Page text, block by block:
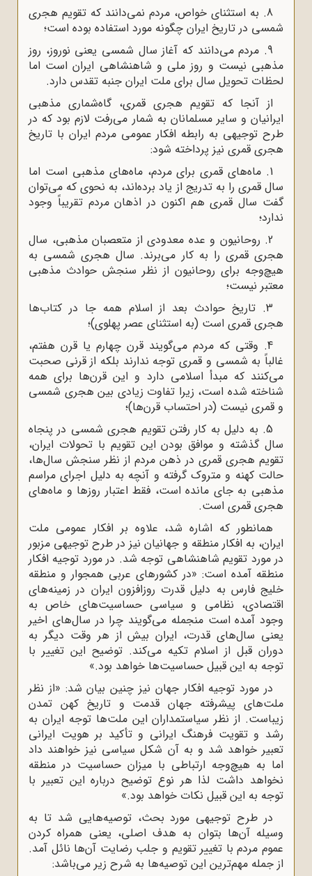
8. به استثنای خواص، مردم نمی‌دانند که تقویم هجری
شمسی در تاریخ ایران چگونه مورد استفاده بوده است؛
9. مردم می‌دانند که آغاز سال شمسی یعنی نوروز، روز
مذهبی نیست و روز ملی و شاهنشاهی ایران است اما
لحظات تحویل سال برای ملت ایران جنبه تقدس دارد.
از آنجا که تقویم هجری قمری، گاه‌شماری مذهبی
ایرانیان و سایر مسلمانان به شمار می‌رفت لازم بود که در
طرح توجیهی به رابطه افکار عمومی مردم ایران با تاریخ
هجری قمری نیز پرداخته شود:
1. ماه‌های قمری برای مردم، ماه‌های مذهبی است اما
سال قمری را به تدریج از یاد برده‌اند، به ‌نحوی ‌که می‌توان
گفت سال قمری هم‌ اکنون در اذهان مردم تقریباً وجود
ندارد؛
2. روحانیون و عده معدودی از متعصبان مذهبی، سال
هجری قمری را به کار می‌برند. سال هجری شمسی به
هیچ‌وجه برای روحانیون از نظر سنجش حوادث مذهبی
معتبر نیست؛
3. تاریخ حوادث بعد از اسلام همه جا در کتاب‌ها
هجری قمری است (به استثنای عصر پهلوی)؛
4. وقتی که مردم می‌گویند قرن چهارم یا قرن هفتم،
غالباً به شمسی و قمری توجه ندارند بلکه از قرنی صحبت
می‌کنند که مبدأ اسلامی دارد و این قرن‌ها برای همه
شناخته شده است، زیرا تفاوت زیادی بین هجری شمسی
و قمری نیست (در احتساب قرن‌ها)؛
5. به دلیل به کار رفتن تقویم هجری شمسی در پنجاه
سال گذشته و موافق بودن این تقویم با تحولات ایران،
تقویم هجری قمری در ذهن مردم از نظر سنجش سال‌ها،
حالت کهنه و متروک گرفته و آنچه به دلیل اجرای مراسم
مذهبی به جای مانده است، فقط اعتبار روزها و ماه‌های
هجری قمری است.
همانطور که اشاره شد، علاوه بر افکار عمومی ملت
ایران، به افکار منطقه و جهانیان نیز در طرح توجیهی مزبور
در مورد تقویم شاهنشاهی توجه شد. در مورد توجیه افکار
منطقه آمده است: «در کشورهای عربی همجوار و منطقه
خلیج فارس به دلیل قدرت روزافزون ایران در زمینه‌های
اقتصادی، نظامی و سیاسی حساسیت‌های خاص به
‌وجود آمده است منجمله می‌گویند چرا در سال‌های اخیر
یعنی سال‌های قدرت، ایران بیش از هر وقت دیگر به
دوران قبل از اسلام تکیه می‌کند. توضیح این تغییر با
توجه به این قبیل حساسیت‌ها خواهد بود.»
در مورد توجیه افکار جهان نیز چنین بیان شد: «از نظر
ملت‌های پیشرفته جهان قدمت و تاریخ کهن تمدن
زیباست. از نظر سیاستمداران این ملت‌ها توجه ایران به
رشد و تقویت فرهنگ ایرانی و تأکید بر هویت ایرانی
تعبیر خواهد شد و به آن شکل سیاسی نیز خواهند داد
اما به هیچ‌وجه ارتباطی با میزان حساسیت در منطقه
نخواهد داشت لذا هر نوع توضیح درباره این تعبیر با
توجه به این قبیل نکات خواهد بود.»
در طرح توجیهی مورد بحث، توصیه‌هایی شد تا به
وسیله آن‌ها بتوان به هدف اصلی، یعنی همراه کردن
عموم مردم با تغییر تقویم و جلب رضایت آن‌ها نائل آمد.
از جمله مهم‌ترین این توصیه‌ها به شرح زیر می‌باشد: